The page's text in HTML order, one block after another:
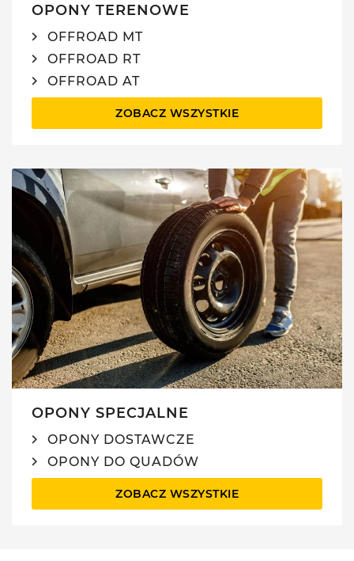
OPONY TERENOWE
OFFROAD MT
OFFROAD RT
OFFROAD AT
ZOBACZ WSZYSTKIE
OPONY SPECJALNE
OPONY DOSTAWCZE
OPONY DO QUADÓW
ZOBACZ WSZYSTKIE